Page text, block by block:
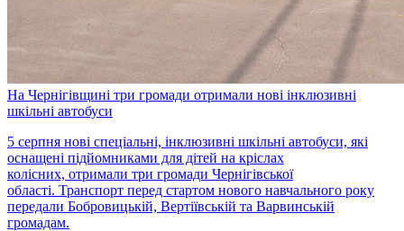
На Чернігівщині три громади отримали нові інклюзивні
шкільні автобуси
5 серпня нові спеціальні, інклюзивні шкільні автобуси, які
оснащені підйомниками для дітей на кріслах
колісних, отримали три громади Чернігівської
області. Транспорт перед стартом нового навчального року
передали Бобровицькій, Вертіївській та Варвинській
громадам.